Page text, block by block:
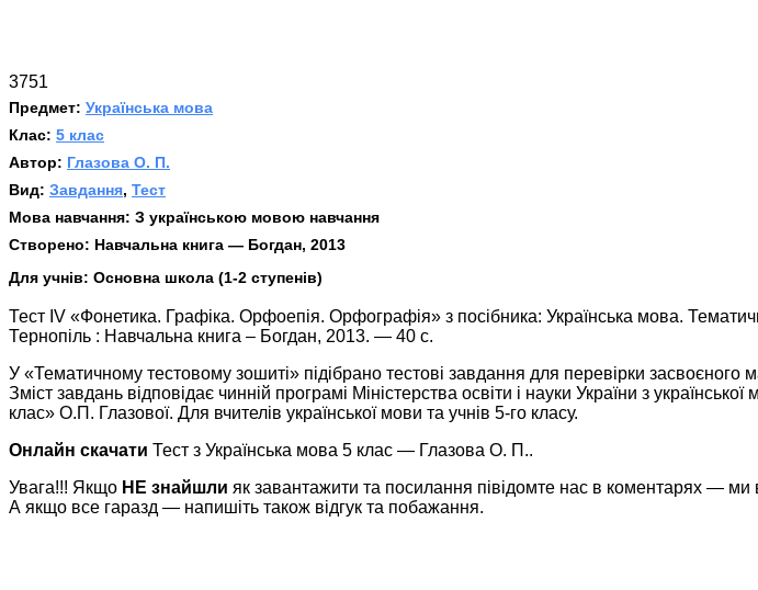
3751
Предмет: Українська мова
Клас: 5 клас
Автор: Глазова О. П.
Вид: Завдання, Тест
Мова навчання: З українською мовою навчання
Створено: Навчальна книга — Богдан, 2013
Для учнів: Основна школа (1-2 ступенів)
Тест IV «Фонетика. Графіка. Орфоепія. Орфографія» з посібника: Українська мова.
Тернопіль : Навчальна книга – Богдан, 2013. — 40 с.
У «Тематичному тестовому зошиті» підібрано тестові завдання для перевірки засвоєного
Зміст завдань відповідає чинній програмі Міністерства освіти і науки України з
клас» О.П. Глазової. Для вчителів української мови та учнів 5-го класу.
Онлайн скачати Тест з Українська мова 5 клас — Глазова О. П..
Увага!!! Якщо НЕ знайшли як завантажити та посилання півідомте нас в коментарях —
А якщо все гаразд — напишіть також відгук та побажання.